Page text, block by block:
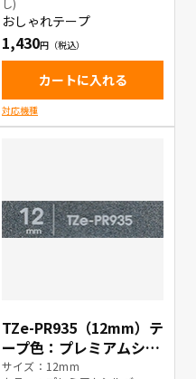
し)
おしゃれテープ
1,430
カートに入れる
対応機種
TZe-PR935（12mm）テ
ープ色：プレミアムシル
バー / 白文字
サイズ：12mm